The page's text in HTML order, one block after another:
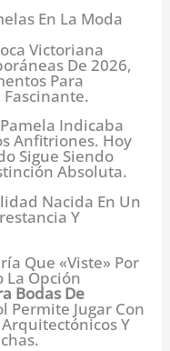
En La Moda
Victoriana
De 2026,
Para
Indicaba
Anfitriones. Hoy
Sigue Siendo
Absoluta.
Nacida En Un
Y
Que «viste» Por
La Opción
Bodas De
Permite Jugar Con
Y